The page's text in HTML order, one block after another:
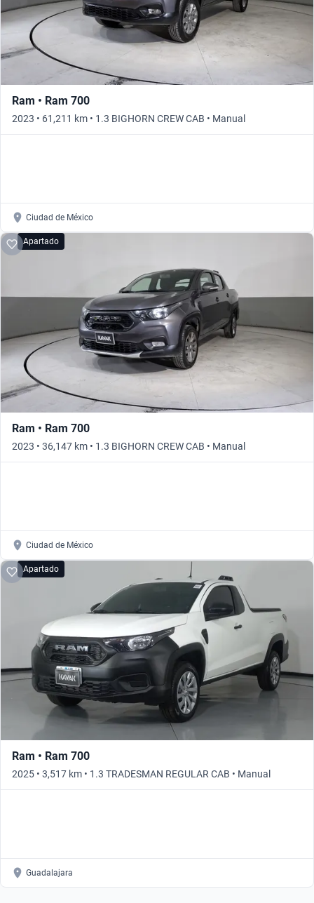
Ram • Ram 700
2023 • 61,211 km • 1.3 BIGHORN CREW CAB • Manual
Ciudad de México
Apartado
Ram • Ram 700
2023 • 36,147 km • 1.3 BIGHORN CREW CAB • Manual
Ciudad de México
Apartado
Ram • Ram 700
2025 • 3,517 km • 1.3 TRADESMAN REGULAR CAB • Manual
Guadalajara